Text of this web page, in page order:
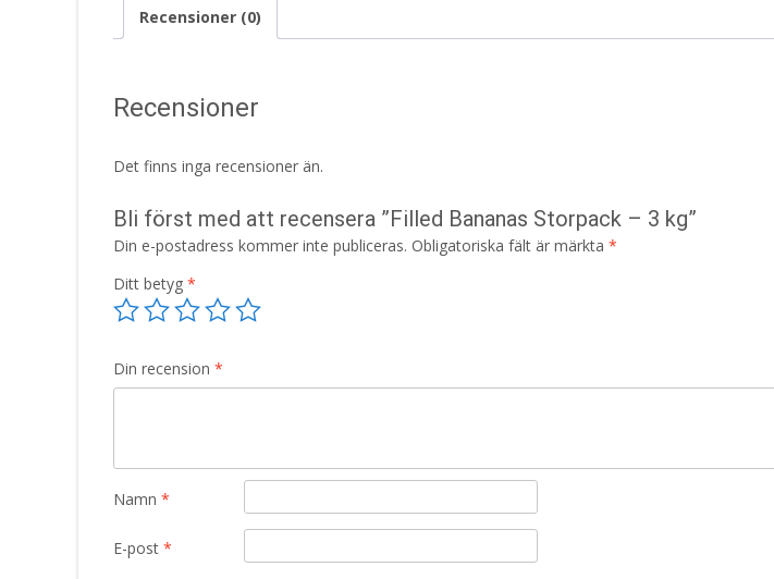
Recensioner (0)
Recensioner
Det finns inga recensioner än.
Bli först med att recensera ”Filled Bananas Storpack – 3 kg”
Din e-postadress kommer inte publiceras. Obligatoriska fält är märkta *
Ditt betyg *
Din recension *
Namn *
E-post *